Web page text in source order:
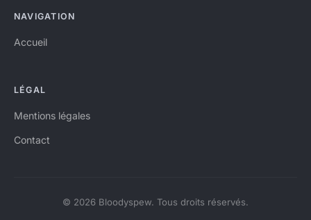
NAVIGATION
Accueil
LÉGAL
Mentions légales
Contact
© 2026 Bloodyspew. Tous droits réservés.